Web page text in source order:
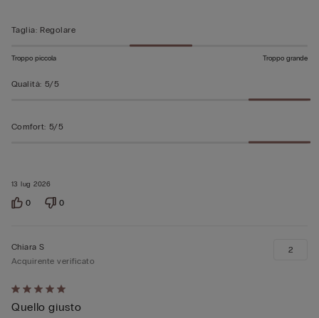
13 lug 2026
Taglia: Regolare
Troppo piccola Troppo grande
Qualità: 5/5
Comfort: 5/5
0 0
Valutato
5
Chiara S
Acquirente verificato
Quello giusto
2